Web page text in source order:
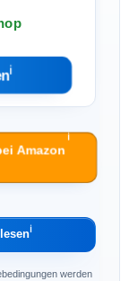
ℹ︎
Amazon
ℹ︎
ℹ︎
werden